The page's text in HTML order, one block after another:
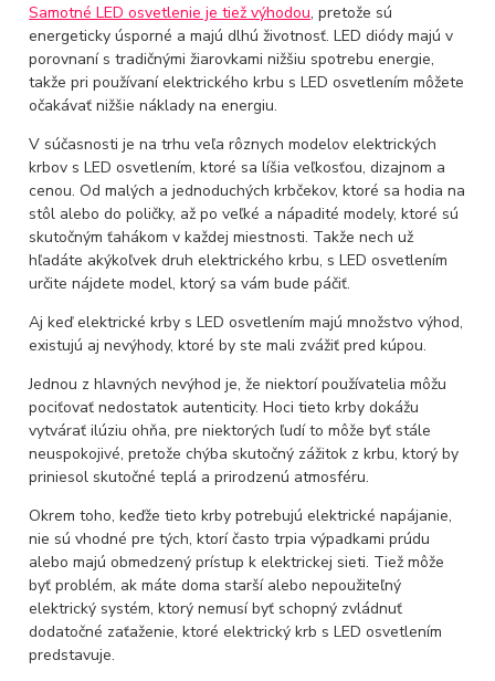
Samotné LED osvetlenie je tiež výhodou, pretože sú
energeticky úsporné a majú dlhú životnosť. LED diódy majú v
porovnaní s tradičnými žiarovkami nižšiu spotrebu energie,
takže pri používaní elektrického krbu s LED osvetlením môžete
očakávať nižšie náklady na energiu.
V súčasnosti je na trhu veľa rôznych modelov elektrických
krbov s LED osvetlením, ktoré sa líšia veľkosťou, dizajnom a
cenou. Od malých a jednoduchých krbčekov, ktoré sa hodia na
stôl alebo do poličky, až po veľké a nápadité modely, ktoré sú
skutočným ťahákom v každej miestnosti. Takže nech už
hľadáte akýkoľvek druh elektrického krbu, s LED osvetlením
určite nájdete model, ktorý sa vám bude páčiť.
Aj keď elektrické krby s LED osvetlením majú množstvo výhod,
existujú aj nevýhody, ktoré by ste mali zvážiť pred kúpou.
Jednou z hlavných nevýhod je, že niektorí používatelia môžu
pociťovať nedostatok autenticity. Hoci tieto krby dokážu
vytvárať ilúziu ohňa, pre niektorých ľudí to môže byť stále
neuspokojivé, pretože chýba skutočný zážitok z krbu, ktorý by
priniesol skutočné teplá a prirodzenú atmosféru.
Okrem toho, keďže tieto krby potrebujú elektrické napájanie,
nie sú vhodné pre tých, ktorí často trpia výpadkami prúdu
alebo majú obmedzený prístup k elektrickej sieti. Tiež môže
byť problém, ak máte doma starší alebo nepoužiteľný
elektrický systém, ktorý nemusí byť schopný zvládnuť
dodatočné zaťaženie, ktoré elektrický krb s LED osvetlením
predstavuje.